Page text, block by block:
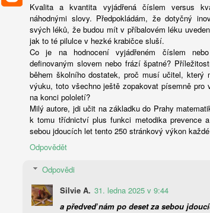
Kvalita a kvantita vyjádřená číslem versus
náhodnými slovy. Předpokládám, že dotyčný
svých léků, že budou mít v příbalovém léku
jak to té pilulce v hezké krabičce sluší.
Co je na hodnocení vyjádřeném číslem
definovaným slovem nebo frází špatné?
během školního dostatek, proč musí učitel, který
výuku, toto všechno ještě zopakovat písemně pro
na konci pololetí?
Milý autore, jdi učit na základku do Prahy
k tomu třídnictví plus funkci metodika prevence
sebou jdoucích let tento 250 stránkový výkon
Odpovědět
Odpovědi
Silvie A. 31. ledna 2025 v 9:44
a předveď nám po deset za sebou
transformace vyžaduje hlubší
kterém se nedůvěra v technologie
trvalo přijetí inovací desítky let, dnes
uvažování během několika týdnů. Jak
odolnou generaci a neztratit smysl
Class je Mgr. Bohumil Kartous, Ph.D. –
Vysoké školy ekonomie a
AUG
4
Tisková zpráva České
veřejných VŠ 2027-2028
Veřejné vysoké školy v České